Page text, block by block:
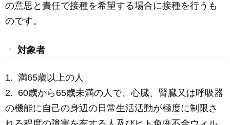
の意思と責任で接種を希望する場合に接種を行うも
のです。
対象者
1. 満65歳以上の人
2. 60歳から65歳未満の人で、心臓、腎臓又は呼吸器
の機能に自己の身辺の日常生活活動が極度に制限さ